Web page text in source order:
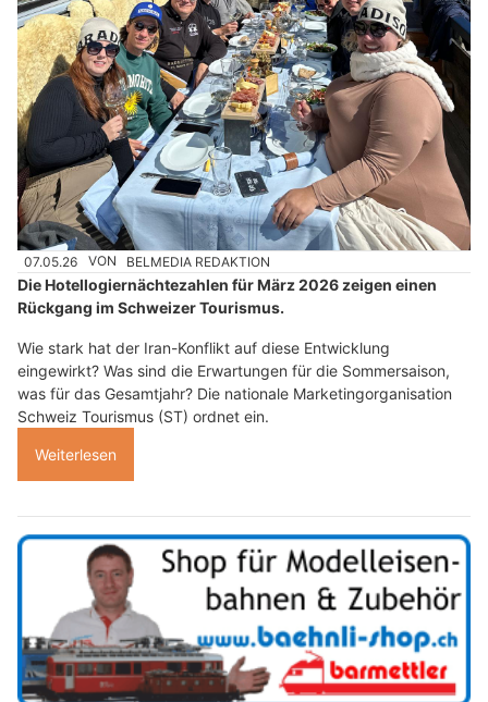
07.05.26 VON BELMEDIA REDAKTION
Die Hotellogiernächtezahlen für März 2026 zeigen einen
Rückgang im Schweizer Tourismus.
Wie stark hat der Iran-Konflikt auf diese Entwicklung
eingewirkt? Was sind die Erwartungen für die Sommersaison,
was für das Gesamtjahr? Die nationale Marketingorganisation
Schweiz Tourismus (ST) ordnet ein.
Weiterlesen